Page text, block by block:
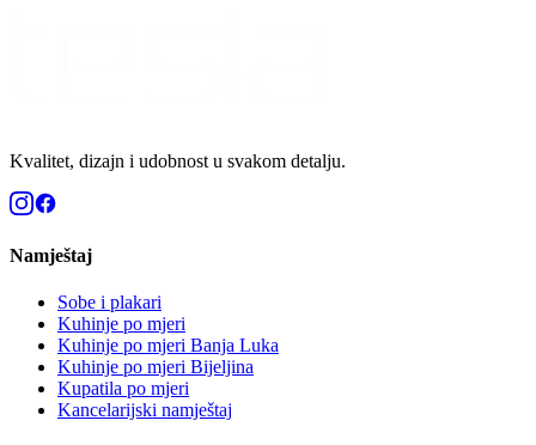
Kvalitet, dizajn i udobnost u svakom detalju.
Namještaj
Sobe i plakari
Kuhinje po mjeri
Kuhinje po mjeri Banja Luka
Kuhinje po mjeri Bijeljina
Kupatila po mjeri
Kancelarijski namještaj